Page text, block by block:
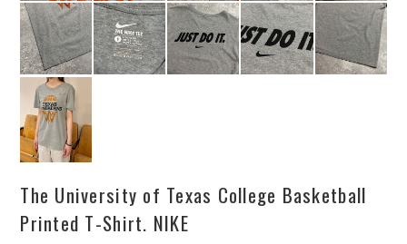
The University of Texas College Basketball
Printed T-Shirt. NIKE